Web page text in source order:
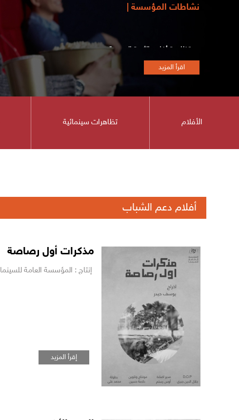
نشاطات المؤسسة |
إعلان للكتّاب والمهتمين بتقديم نصوص للإنتاج السينمائي
بيان من جهاد عبده - مدير المؤسسة العامة للسينما
الهوى والشباب و الأمل المنشود
اعلان نتائج مسابقة الفيلم القصير
إطلاق مسابقة الفيلم الروائي الطويل الأول لمخرجه
الأولى
اقرأ المزيد
الأفلام تظاهرات سينمائية
أفلام دعم الشباب
مذكرات أول رصاصة
إنتاج : المؤسسة العامة للسينما 2019
إقرأ المزيد